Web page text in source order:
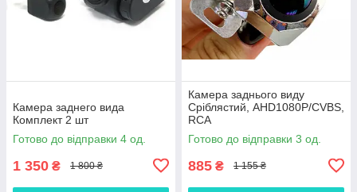
Камера заднего вида
Комплект 2 шт
Готово до відправки 4 од.
1 350 ₴ 1 800 ₴
Камера заднього виду
Сріблястий, AHD1080P/CVBS,
RCA
Готово до відправки 3 од.
885 ₴ 1 155 ₴